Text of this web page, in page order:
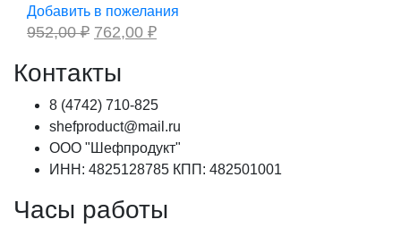
Добавить в пожелания
952,00₽ Первоначальная
952,00 ₽.
762,00 ₽Текущая
Контакты
8 (4742) 710-825
shefproduct@mail.ru
ООО "Шефпродукт"
ИНН: 4825128785 КПП: 482501001
Часы работы